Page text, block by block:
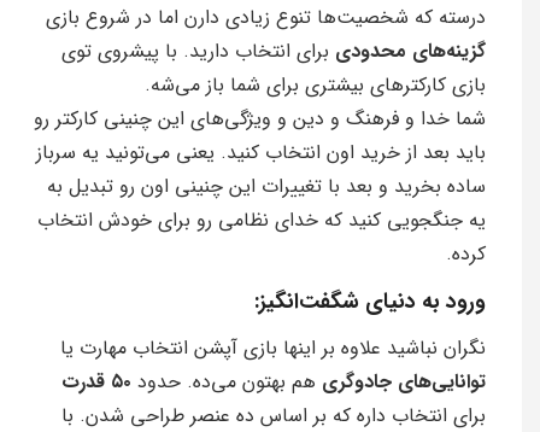
درسته که شخصیت‌ها تنوع زیادی دارن اما در شروع بازی
گزینه‌های محدودی برای انتخاب دارید. با پیشروی توی
بازی کارکترهای بیشتری برای شما باز می‌شه.
شما خدا و فرهنگ و دین و ویژگی‌های این چنینی کارکتر رو
باید بعد از خرید اون انتخاب کنید. یعنی می‌تونید یه سرباز
ساده بخرید و بعد با تغییرات این چنینی اون رو تبدیل به
یه جنگجویی کنید که خدای نظامی رو برای خودش انتخاب
کرده.
ورود به دنیای شگفت‌انگیز:
نگران نباشید علاوه بر اینها بازی آپشن انتخاب مهارت یا
توانایی‌های جادوگری هم بهتون می‌ده. حدود ۵۰ قدرت
برای انتخاب داره که بر اساس ده عنصر طراحی شدن. با